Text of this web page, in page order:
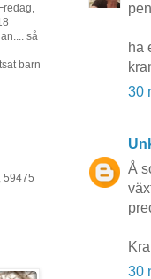
ha
30
Å
30
så
barn
59475